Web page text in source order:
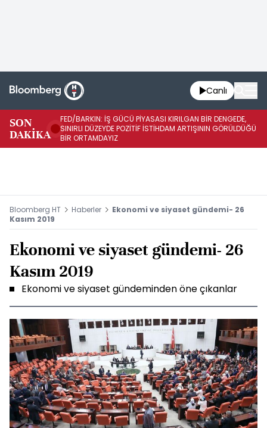
Canlı
SON
DAKİKA
FED/BARKIN: İŞ GÜCÜ PİYASASI KIRILGAN BİR DENGEDE,
SINIRLI DÜZEYDE POZİTİF İSTİHDAM ARTIŞININ GÖRÜLDÜĞÜ
BİR ORTAMDAYIZ
Bloomberg HT Haberler
Ekonomi ve siyaset gündemi- 26
Kasım 2019
Ekonomi ve siyaset gündemi- 26
Kasım 2019
Ekonomi ve siyaset gündeminden öne çıkanlar